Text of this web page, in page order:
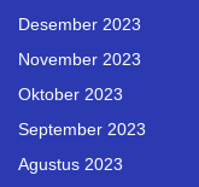
Desember 2023
November 2023
Oktober 2023
September 2023
Agustus 2023